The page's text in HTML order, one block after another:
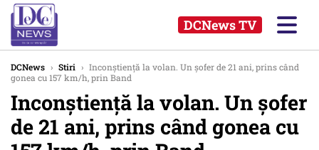
DCNews TV
DCNews › Stiri › Inconștiență la volan. Un șofer de 21 ani, prins când
gonea cu 157 km/h, prin Band
Inconștiență la volan. Un șofer
de 21 ani, prins când gonea cu